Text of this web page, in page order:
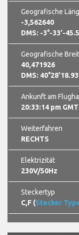
Geografische
-3,562640
DMS: -3°-33'-
Geografische
40,471926
DMS:
Ankunft am
20:33:14 pm
Weiterfahren
RECHTS
Elektrizität
230V/50Hz
Steckertyp
C,F (Stecker